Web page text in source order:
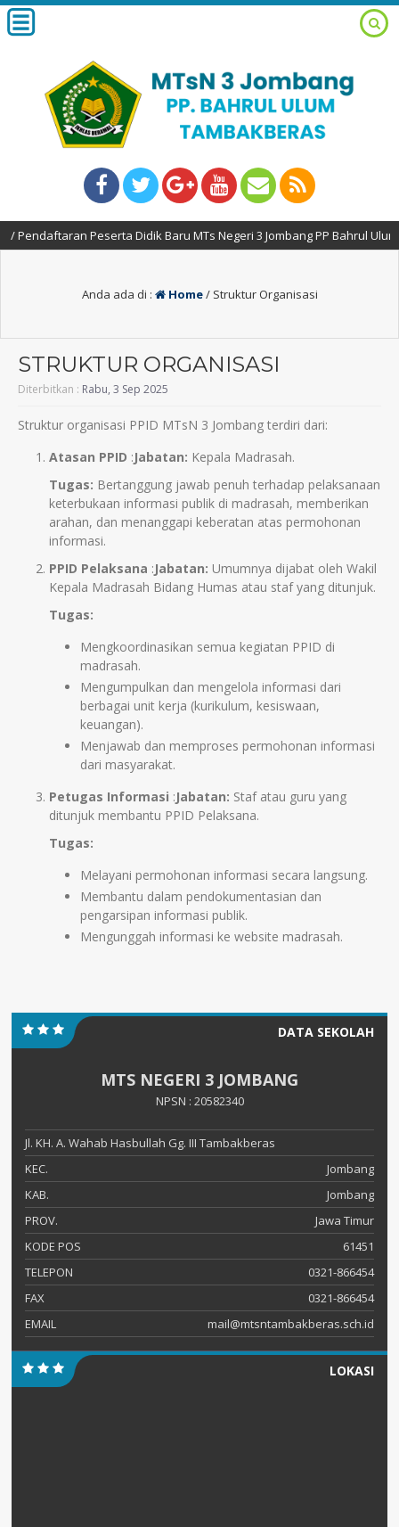
Peserta Didik Baru MTs Negeri 3 Jombang PP Bahrul Ulum Tahun
Anda ada di : Home/ Struktur Organisasi
STRUKTUR ORGANISASI
Diterbitkan : Rabu, 3 Sep 2025
Struktur organisasi PPID MTsN 3 Jombang terdiri dari:
Atasan PPID :Jabatan: Kepala Madrasah.
Tugas: Bertanggung jawab penuh terhadap pelaksanaan
keterbukaan informasi publik di madrasah, memberikan
arahan, dan menanggapi keberatan atas permohonan
informasi.
PPID Pelaksana :Jabatan: Umumnya dijabat oleh Wakil
Kepala Madrasah Bidang Humas atau staf yang ditunjuk.
Tugas:
Mengkoordinasikan semua kegiatan PPID di
madrasah.
Mengumpulkan dan mengelola informasi dari
berbagai unit kerja (kurikulum, kesiswaan,
keuangan).
Menjawab dan memproses permohonan informasi
dari masyarakat.
Petugas Informasi :Jabatan: Staf atau guru yang
ditunjuk membantu PPID Pelaksana.
Tugas:
Melayani permohonan informasi secara langsung.
Membantu dalam pendokumentasian dan
pengarsipan informasi publik.
Mengunggah informasi ke website madrasah.
DATA SEKOLAH
MTS NEGERI 3 JOMBANG
NPSN : 20582340
Jl. KH. A. Wahab Hasbullah Gg. III Tambakberas
KEC.
Jombang
KAB.
Jombang
PROV.
Jawa Timur
KODE POS
61451
TELEPON
0321-866454
FAX
0321-866454
EMAIL
mail@mtsntambakberas.sch.id
LOKASI